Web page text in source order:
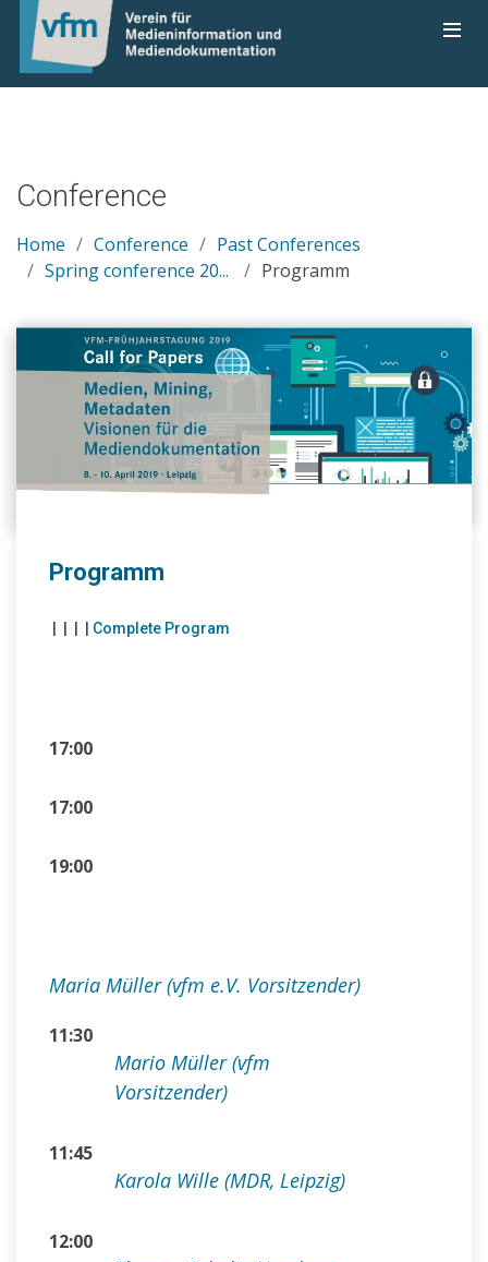
Conference
Home Conference
Past Conferences
Spring conference 20...
Programm
Programm
| | | | Complete Program
17:00
17:00
19:00
Maria Müller (vfm e.V. Vorsitzender)
11:30
Mario Müller (vfm
Vorsitzender)
11:45
Karola Wille (MDR, Leipzig)
12:00